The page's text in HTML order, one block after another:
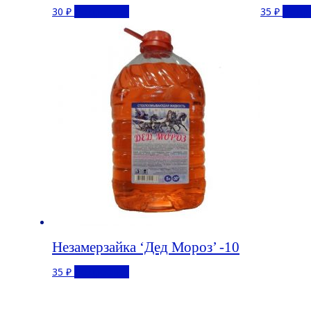
30 ₽ 35 ₽
Незамерзайка ‘Дед Мороз’ -10
35 ₽